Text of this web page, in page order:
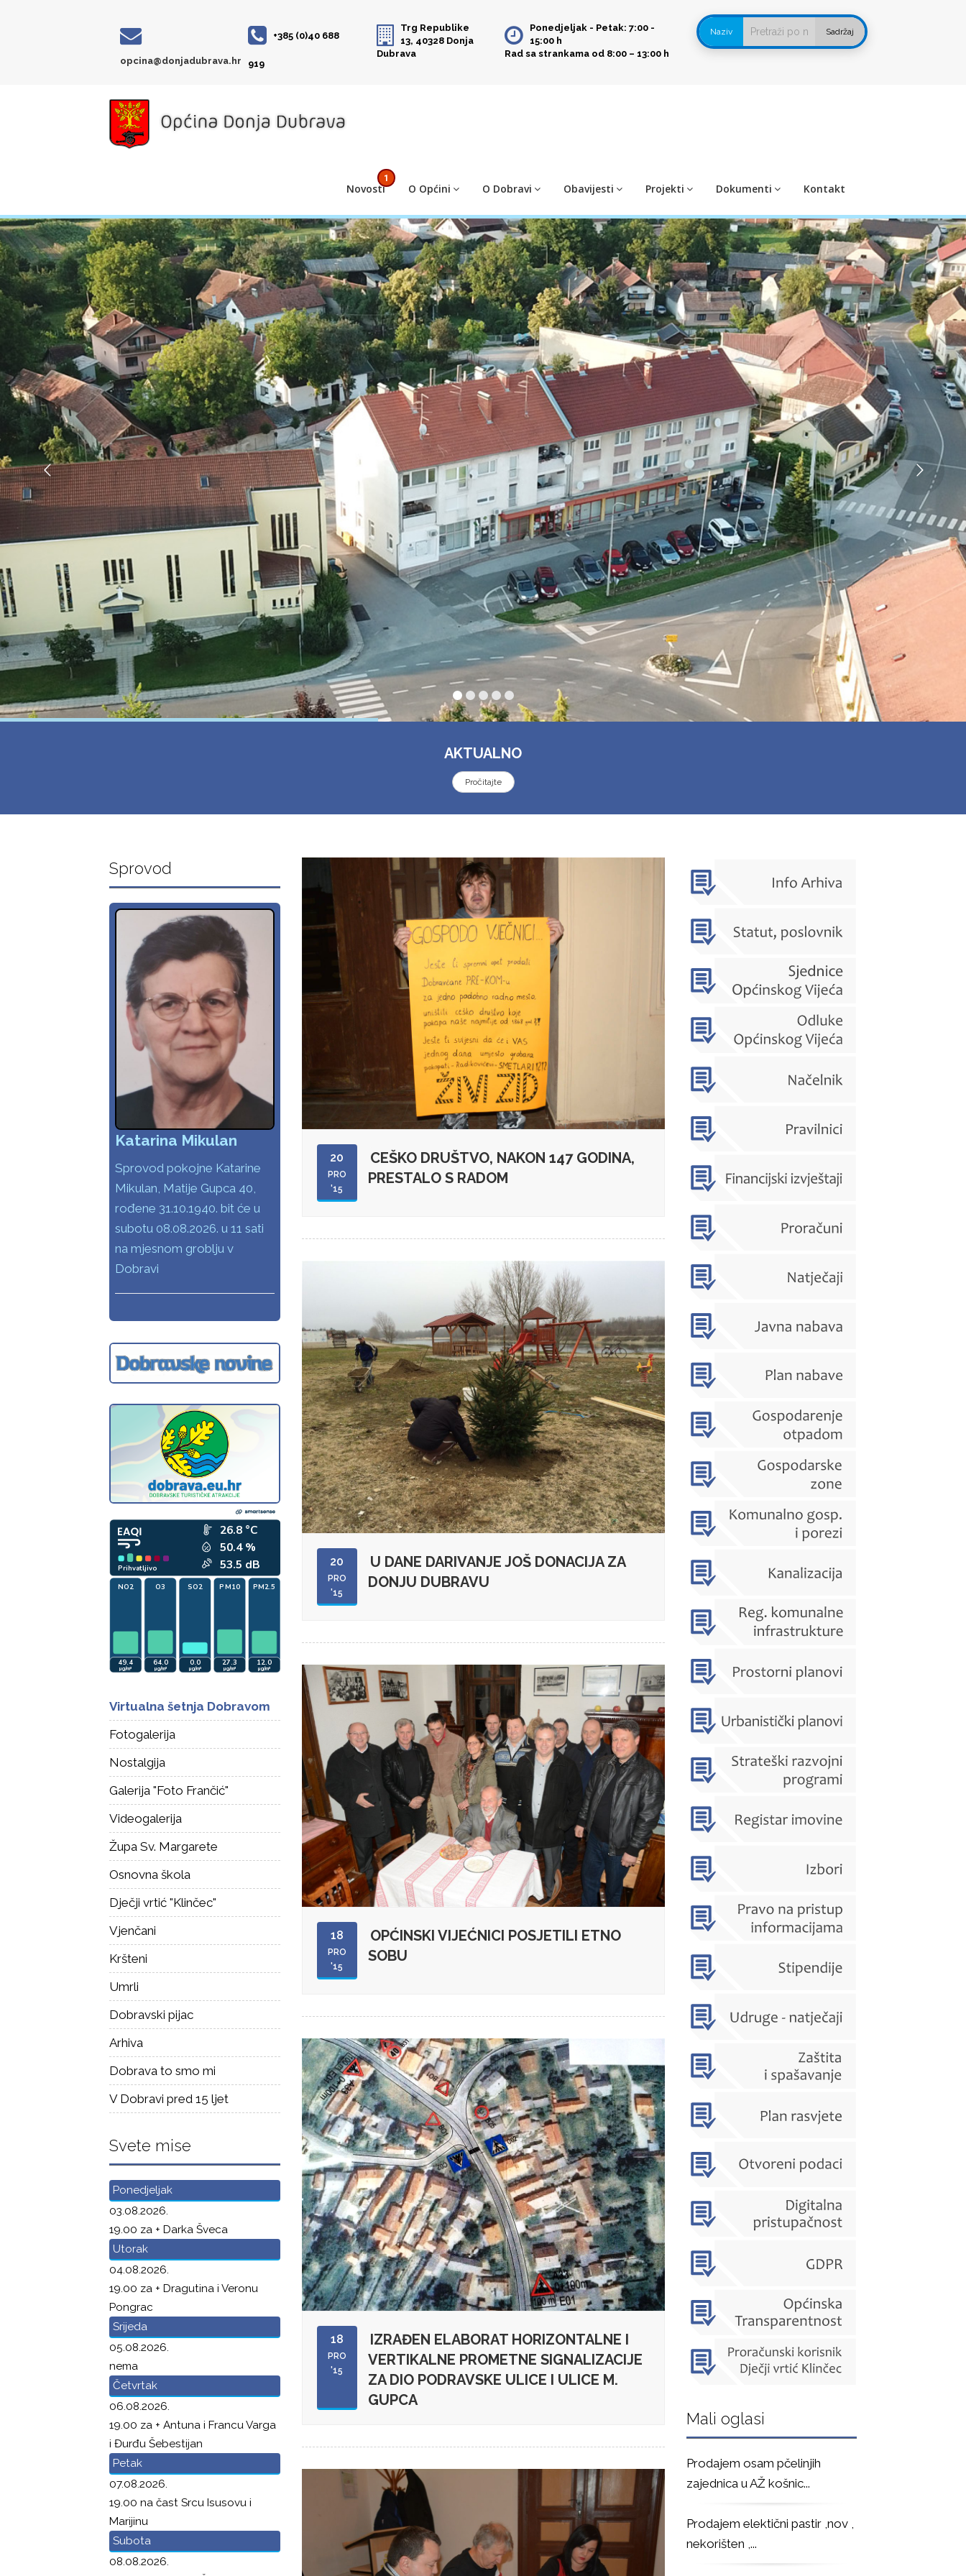
opcina@donjadubrava.hr
+385 (0)40 688
919
Trg Republike
13, 40328 Donja
Dubrava
Ponedjeljak - Petak: 7:00 -
15:00 h
Rad sa strankama od 8:00 – 13:00 h
Naziv Sadržaj
Novosti
1
O Općini O Dobravi Obavijesti Projekti Dokumenti Kontakt
AKTUALNO
Pročitajte
Sprovod
Katarina Mikulan
Sprovod pokojne Katarine
Mikulan, Matije Gupca 40,
rođene 31.10.1940. bit će u
subotu 08.08.2026. u 11 sati
na mjesnom groblju v
Dobravi
Virtualna šetnja Dobravom
Fotogalerija
Nostalgija
Galerija "Foto Frančić"
Videogalerija
Župa Sv. Margarete
Osnovna škola
Dječji vrtić "Klinčec"
Vjenčani
Kršteni
Umrli
Dobravski pijac
Arhiva
Dobrava to smo mi
V Dobravi pred 15 ljet
Svete mise
Ponedjeljak
03.08.2026.
19.00 za + Darka Šveca
Utorak
04.08.2026.
19.00 za + Dragutina i Veronu
Pongrac
Srijeda
05.08.2026.
nema
Četvrtak
06.08.2026.
19.00 za + Antuna i Francu Varga
i Đurđu Šebestijan
Petak
07.08.2026.
19.00 na čast Srcu Isusovu i
Marijinu
Subota
08.08.2026.
20
PRO
'15
CEŠKO DRUŠTVO, NAKON 147 GODINA,
PRESTALO S RADOM
20
PRO
'15
U DANE DARIVANJE JOŠ DONACIJA ZA
DONJU DUBRAVU
18
PRO
'15
OPĆINSKI VIJEĆNICI POSJETILI ETNO
SOBU
18
PRO
'15
IZRAĐEN ELABORAT HORIZONTALNE I
VERTIKALNE PROMETNE SIGNALIZACIJE
ZA DIO PODRAVSKE ULICE I ULICE M.
GUPCA
Mali oglasi
Prodajem osam pčelinjih
zajednica u AŽ košnic...
Prodajem elektični pastir ,nov ,
nekorišten , ...